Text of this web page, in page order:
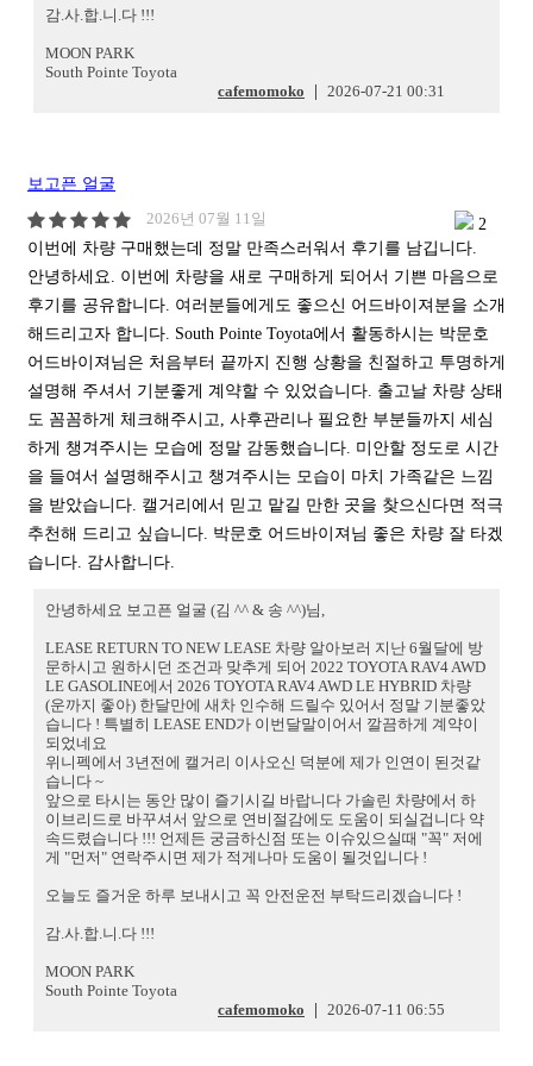
감.사.합.니.다 !!!
MOON PARK
South Pointe Toyota
cafemomoko
2026-07-21 00:31
보고픈 얼굴
2026년 07월 11일
2
이번에 차량 구매했는데 정말 만족스러워서 후기를 남깁니다.
안녕하세요. 이번에 차량을 새로 구매하게 되어서 기쁜 마음으로
후기를 공유합니다. 여러분들에게도 좋으신 어드바이져분을 소개
해드리고자 합니다. South Pointe Toyota에서 활동하시는 박문호
어드바이져님은 처음부터 끝까지 진행 상황을 친절하고 투명하게
설명해 주셔서 기분좋게 계약할 수 있었습니다. 출고날 차량 상태
도 꼼꼼하게 체크해주시고, 사후관리나 필요한 부분들까지 세심
하게 챙겨주시는 모습에 정말 감동했습니다. 미안할 정도로 시간
을 들여서 설명해주시고 챙겨주시는 모습이 마치 가족같은 느낌
을 받았습니다. 캘거리에서 믿고 맡길 만한 곳을 찾으신다면 적극
추천해 드리고 싶습니다. 박문호 어드바이져님 좋은 차량 잘 타겠
습니다. 감사합니다.
안녕하세요 보고픈 얼굴 (김 ^^ & 송 ^^)님,
LEASE RETURN TO NEW LEASE 차량 알아보러 지난 6월달에 방
문하시고 원하시던 조건과 맞추게 되어 2022 TOYOTA RAV4 AWD
LE GASOLINE에서 2026 TOYOTA RAV4 AWD LE HYBRID 차량
(운까지 좋아) 한달만에 새차 인수해 드릴수 있어서 정말 기분좋았
습니다 ! 특별히 LEASE END가 이번달말이어서 깔끔하게 계약이
되었네요
위니펙에서 3년전에 캘거리 이사오신 덕분에 제가 인연이 된것같
습니다 ~
앞으로 타시는 동안 많이 즐기시길 바랍니다 가솔린 차량에서 하
이브리드로 바꾸셔서 앞으로 연비절감에도 도움이 되실겁니다 약
속드렸습니다 !!! 언제든 궁금하신점 또는 이슈있으실때 "꼭" 저에
게 "먼저" 연락주시면 제가 적게나마 도움이 될것입니다 !
오늘도 즐거운 하루 보내시고 꼭 안전운전 부탁드리겠습니다 !
감.사.합.니.다 !!!
MOON PARK
South Pointe Toyota
cafemomoko
2026-07-11 06:55